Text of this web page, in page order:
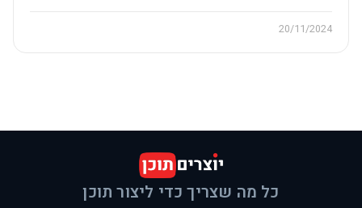
20/11/2024
כל מה שצריך כדי ליצור תוכן